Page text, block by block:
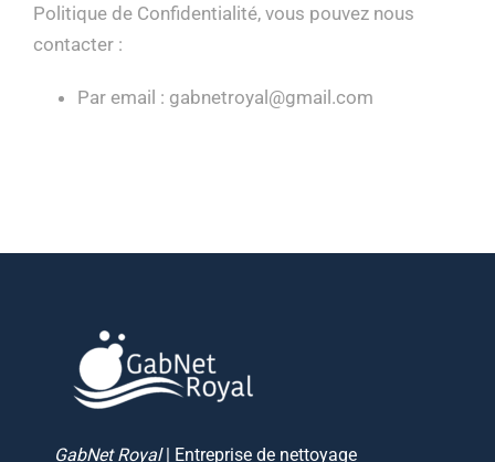
Politique de Confidentialité, vous pouvez nous
contacter :
Par email : gabnetroyal@gmail.com
GabNet Royal | Entreprise de nettoyage